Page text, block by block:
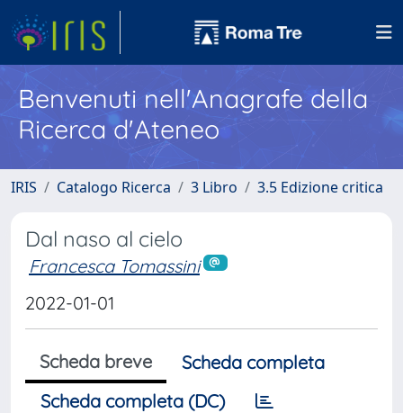
Benvenuti nell'Anagrafe della
Ricerca d'Ateneo
IRIS Catalogo Ricerca 3 Libro 3.5 Edizione critica
Dal naso al cielo
Francesca Tomassini
2022-01-01
Scheda breve
Scheda completa
Scheda completa (DC)